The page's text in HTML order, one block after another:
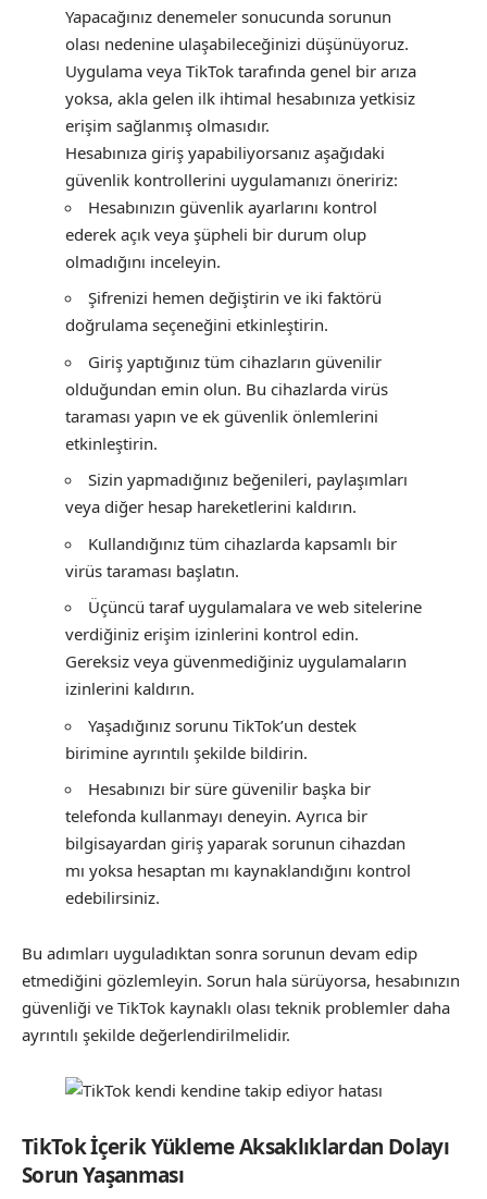
Yapacağınız denemeler sonucunda sorunun
olası nedenine ulaşabileceğinizi düşünüyoruz.
Uygulama veya TikTok tarafında genel bir arıza
yoksa, akla gelen ilk ihtimal hesabınıza yetkisiz
erişim sağlanmış olmasıdır.
Hesabınıza giriş yapabiliyorsanız aşağıdaki
güvenlik kontrollerini uygulamanızı öneririz:
Hesabınızın güvenlik ayarlarını kontrol
ederek açık veya şüpheli bir durum olup
olmadığını inceleyin.
Şifrenizi hemen değiştirin ve iki faktörü
doğrulama seçeneğini etkinleştirin.
Giriş yaptığınız tüm cihazların güvenilir
olduğundan emin olun. Bu cihazlarda virüs
taraması yapın ve ek güvenlik önlemlerini
etkinleştirin.
Sizin yapmadığınız beğenileri, paylaşımları
veya diğer hesap hareketlerini kaldırın.
Kullandığınız tüm cihazlarda kapsamlı bir
virüs taraması başlatın.
Üçüncü taraf uygulamalara ve web sitelerine
verdiğiniz erişim izinlerini kontrol edin.
Gereksiz veya güvenmediğiniz uygulamaların
izinlerini kaldırın.
Yaşadığınız sorunu TikTok’un destek
birimine ayrıntılı şekilde bildirin.
Hesabınızı bir süre güvenilir başka bir
telefonda kullanmayı deneyin. Ayrıca bir
bilgisayardan giriş yaparak sorunun cihazdan
mı yoksa hesaptan mı kaynaklandığını kontrol
edebilirsiniz.
Bu adımları uyguladıktan sonra sorunun devam edip
etmediğini gözlemleyin. Sorun hala sürüyorsa, hesabınızın
güvenliği ve TikTok kaynaklı olası teknik problemler daha
ayrıntılı şekilde değerlendirilmelidir.
TikTok İçerik Yükleme Aksaklıklardan Dolayı
Sorun Yaşanması